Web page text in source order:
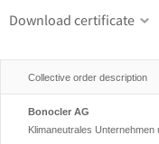
Download certificate
Collective order description
Bonocler AG
Klimaneutrales